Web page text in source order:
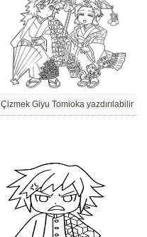
Çizmek Giyu Tomioka yazdırılabilir